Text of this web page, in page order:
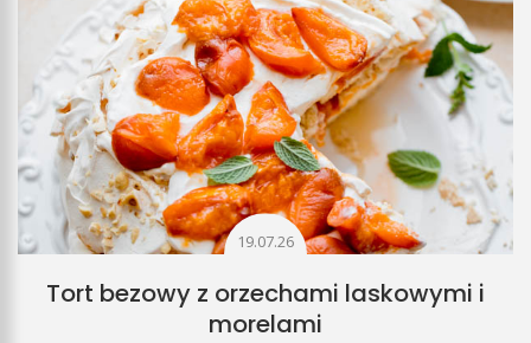
19.07.26
Tort bezowy z orzechami laskowymi i
morelami